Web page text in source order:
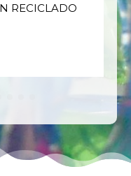
RECICLADO